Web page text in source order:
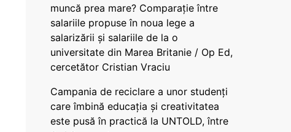
muncă prea mare? Comparație între
salariile propuse în noua lege a
salarizării și salariile de la o
universitate din Marea Britanie / Op Ed,
cercetător Cristian Vraciu
Campania de reciclare a unor studenți
care îmbină educația și creativitatea
este pusă în practică la UNTOLD, între